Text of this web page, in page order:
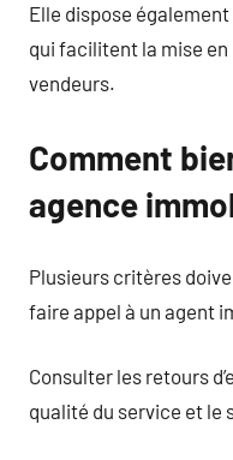
Elle dispose
qui facilitent la mise
vendeurs.
Comment
agence
Plusieurs critères
faire appel à un agent
Consulter les retours
qualité du service et le